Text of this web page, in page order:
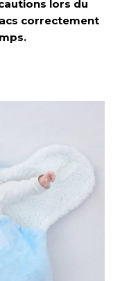
lors du
correctement